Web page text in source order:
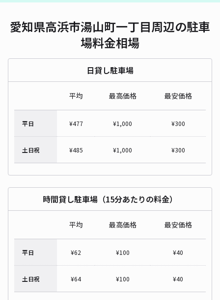
愛知県高浜市湯山町一丁目周辺の駐車
場料金相場
日貸し駐車場
平均 最高価格 最安価格
平日 ¥477 ¥1,000 ¥300
土日祝 ¥485 ¥1,000 ¥300
時間貸し駐車場（15分あたりの料金）
平均 最高価格 最安価格
平日 ¥62 ¥100 ¥40
土日祝 ¥64 ¥100 ¥40